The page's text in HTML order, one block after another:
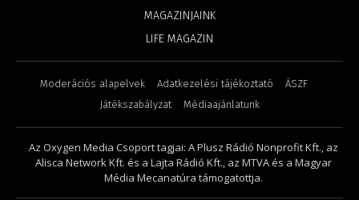
MAGAZINJAINK
LIFE MAGAZIN
Moderációs alapelvek Adatkezelési tájékoztató
ÁSZF
Játékszabályzat
Médiaajánlatunk
Az Oxygen Media Csoport tagjai: A Plusz Rádió Nonprofit Kft., az
Alisca Network Kft. és a Lajta Rádió Kft., az MTVA és a Magyar
Média Mecanatúra támogatottja.